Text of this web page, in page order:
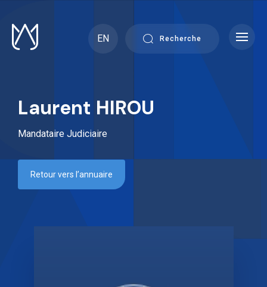
content
EN
Recherche
Laurent HIROU
Mandataire Judiciaire
Retour vers l’annuaire